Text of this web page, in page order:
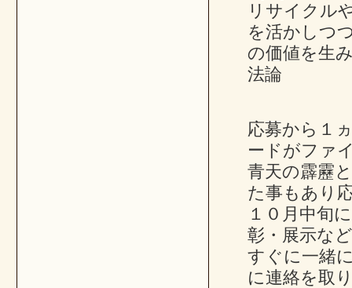
リサイクル
を活かしつ
の価値を生
法論
応募から１
ードがファ
青天の霹靂
た事もあり
１０月中旬
彰・展示な
すぐに一緒
に連絡を取